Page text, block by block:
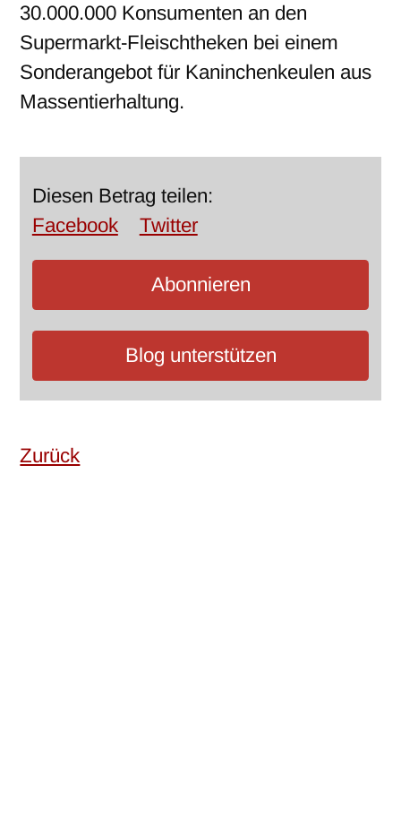
30.000.000 Konsumenten an den
Supermarkt-Fleischtheken bei einem
Sonderangebot für Kaninchenkeulen aus
Massentierhaltung.
Diesen Betrag teilen:
Facebook
Twitter
Abonnieren
Blog unterstützen
Zurück